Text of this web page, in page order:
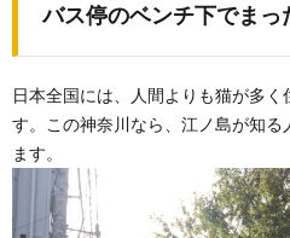
バス停のベンチ下でまっ
日本全国には、人間よりも猫が多
す。この神奈川なら、江ノ島が知
ます。